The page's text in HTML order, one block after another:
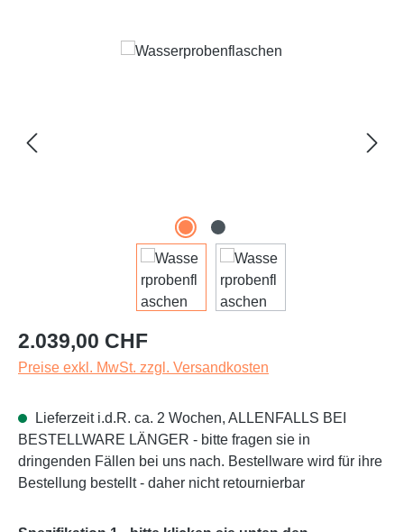
Bildergalerie überspringen
Regulärer Preis:
2.039,00 CHF
Preise exkl. MwSt. zzgl. Versandkosten
Lieferzeit i.d.R. ca. 2 Wochen, ALLENFALLS BEI
BESTELLWARE LÄNGER - bitte fragen sie in
dringenden Fällen bei uns nach. Bestellware wird für ihre
Bestellung bestellt - daher nicht retournierbar